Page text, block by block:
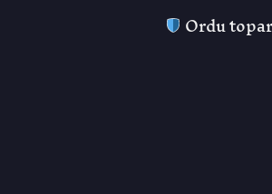
Ordu